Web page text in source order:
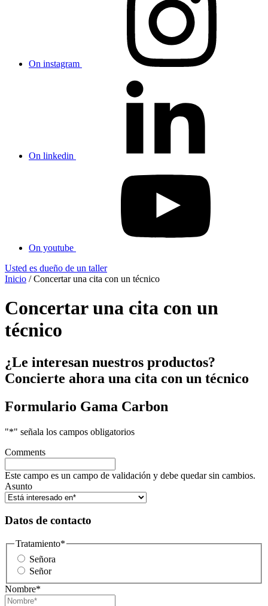
On instagram
On linkedin
On youtube
Usted es dueño de un taller
Inicio /Concertar una cita con un técnico
Concertar una cita con un
técnico
¿Le interesan nuestros productos?
Concierte ahora una cita con un técnico
Formulario Gama Carbon
"*" señala los campos obligatorios
Comments
Este campo es un campo de validación y debe quedar sin cambios.
Asunto
Datos de contacto
Tratamiento*
Señora
Señor
Nombre*